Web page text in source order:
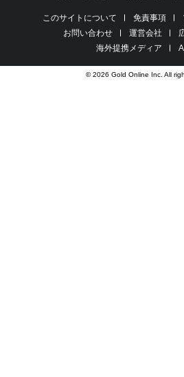
このサイトについて 免責事項
お問い合わせ
運営会社
海外提携メディア
© 2026 Gold Online Inc. All